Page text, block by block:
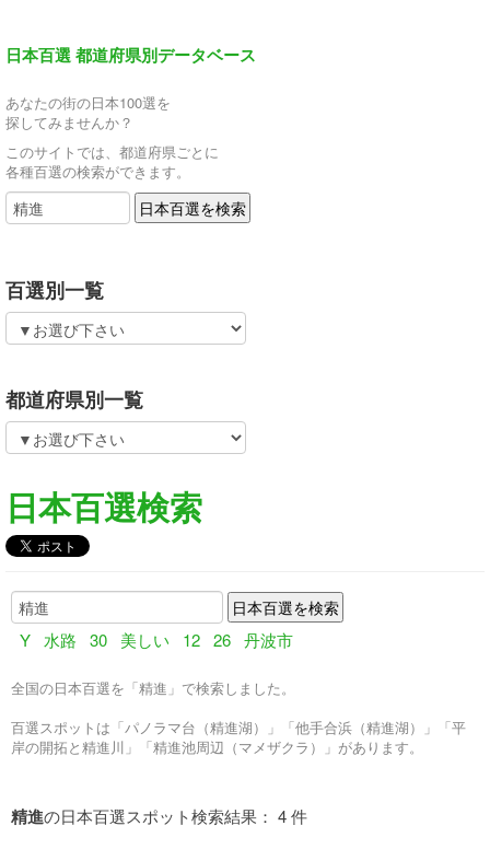
日本百選 都道府県別データベース
あなたの街の日本100選を
探してみませんか？
このサイトでは、都道府県ごとに
各種百選の検索ができます。
百選別一覧
都道府県別一覧
日本百選検索
Y 水路 30 美しい 12 26 丹波市
全国の日本百選を「精進」で検索しました。
百選スポットは「パノラマ台（精進湖）」「他手合浜（精進湖）」「平
岸の開拓と精進川」「精進池周辺（マメザクラ）」があります。
精進の日本百選スポット検索結果： 4 件